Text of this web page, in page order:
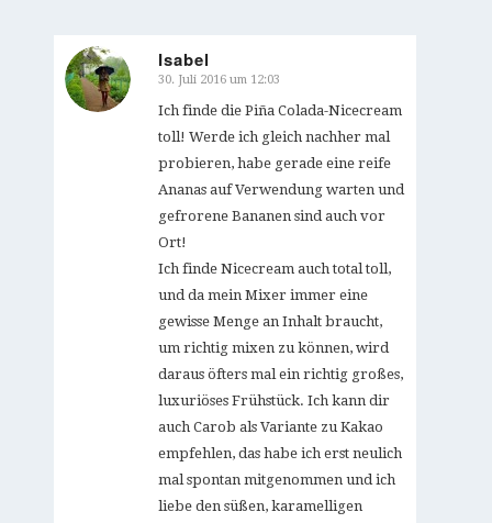
Isabel
sagte:
30. Juli 2016 um 12:03
Ich finde die Piña Colada-Nicecream
toll! Werde ich gleich nachher mal
probieren, habe gerade eine reife
Ananas auf Verwendung warten und
gefrorene Bananen sind auch vor
Ort!
Ich finde Nicecream auch total toll,
und da mein Mixer immer eine
gewisse Menge an Inhalt braucht,
um richtig mixen zu können, wird
daraus öfters mal ein richtig großes,
luxuriöses Frühstück. Ich kann dir
auch Carob als Variante zu Kakao
empfehlen, das habe ich erst neulich
mal spontan mitgenommen und ich
liebe den süßen, karamelligen